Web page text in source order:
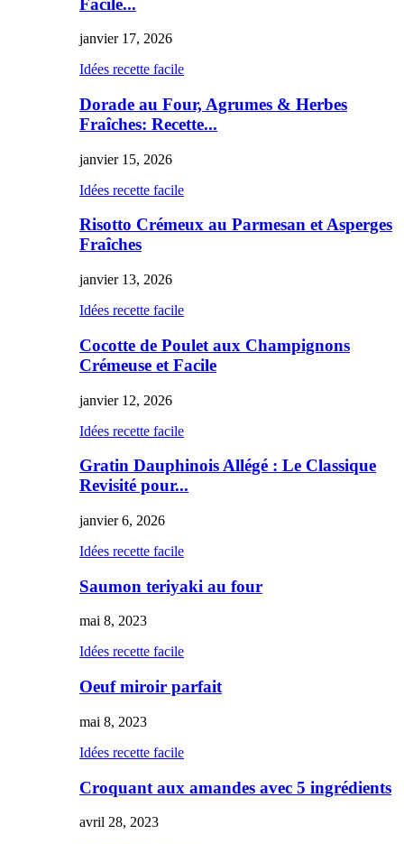
janvier 17, 2026
Idées recette facile
Dorade au Four, Agrumes & Herbes
Fraîches: Recette...
janvier 15, 2026
Idées recette facile
Risotto Crémeux au Parmesan et Asperges
Fraîches
janvier 13, 2026
Idées recette facile
Cocotte de Poulet aux Champignons
Crémeuse et Facile
janvier 12, 2026
Idées recette facile
Gratin Dauphinois Allégé : Le Classique
Revisité pour...
janvier 6, 2026
Idées recette facile
Saumon teriyaki au four
mai 8, 2023
Idées recette facile
Oeuf miroir parfait
mai 8, 2023
Idées recette facile
Croquant aux amandes avec 5 ingrédients
avril 28, 2023